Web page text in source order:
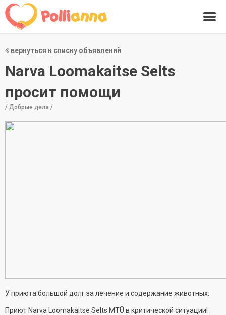
вернуться к списку объявлений
Narva Loomakaitse Selts
просит помощи
/ Добрые дела /
У приюта большой долг за лечение и содержание животных:
Приют Narva Loomakaitse Selts MTÜ в критической ситуации!